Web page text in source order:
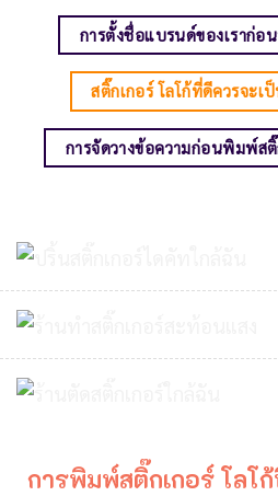
การตั้งชื่อแบรนด์ของเราก่อ
สติ๊กเกอร์ โลโก้ที่ดีควรจะ
การจัดวางข้อความก่อนพิมพ์ส
การพิมพ์สติ๊กเกอร์ โลโ